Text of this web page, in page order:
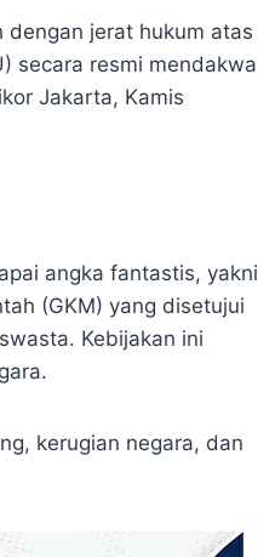
dengan jerat hukum atas
secara resmi mendakwa
Jakarta, Kamis
angka fantastis, yakni
(GKM) yang disetujui
Kebijakan ini
kerugian negara, dan